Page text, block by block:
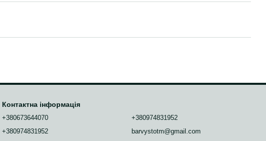
Контактна інформація
+380673644070
+380974831952
+380974831952
barvystotm@gmail.com